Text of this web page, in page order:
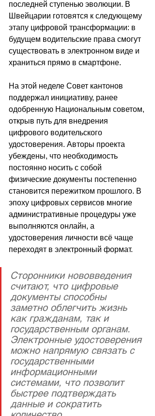
последней ступенью эволюции. В
Швейцарии готовятся к следующему
этапу цифровой трансформации: в
будущем водительские права смогут
существовать в электронном виде и
храниться прямо в смартфоне.
На этой неделе Совет кантонов
поддержал инициативу, ранее
одобренную Национальным советом,
открыв путь для внедрения
цифрового водительского
удостоверения. Авторы проекта
убеждены, что необходимость
постоянно носить с собой
физические документы постепенно
становится пережитком прошлого. В
эпоху цифровых сервисов многие
административные процедуры уже
выполняются онлайн, а
удостоверения личности всё чаще
переходят в электронный формат.
Сторонники нововведения
считают, что цифровые
документы способны
заметно облегчить жизнь
как гражданам, так и
государственным органам.
Электронные удостоверения
можно напрямую связать с
государственными
информационными
системами, что позволит
быстрее подтверждать
данные и сократить